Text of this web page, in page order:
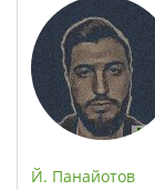
Й. Панайотов